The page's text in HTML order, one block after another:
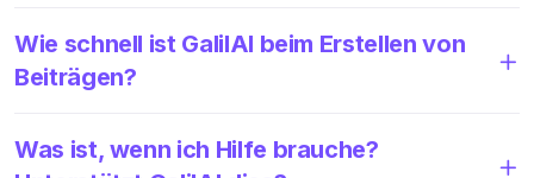
Wie schnell ist GalilAI beim Erstellen von
Beiträgen?
Was ist, wenn ich Hilfe brauche?